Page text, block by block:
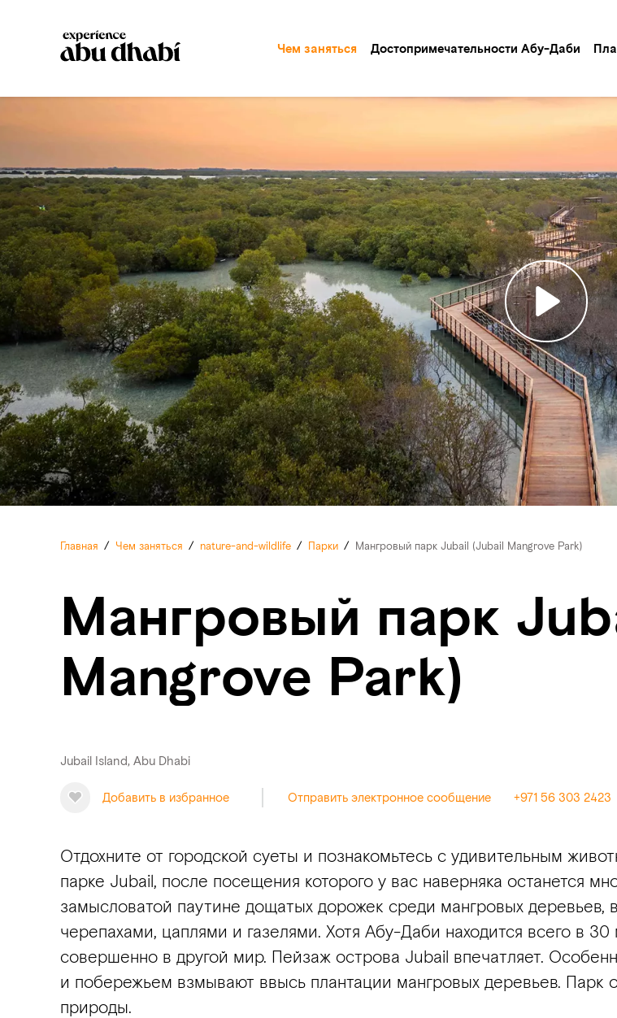
Чем заняться Достопримечательности Абу-Даби
Главная / Чем заняться / nature-and-wildlife / Парки / Мангровый парк Jubail (Jubail Mangrove Park)
Мангровый парк
Mangrove Park)
Jubail Island, Abu Dhabi
Добавить в избранное Отправить электронное сообщение +971 56 303 2423
Отдохните от городской суеты и познакомьтесь с удивительным
парке Jubail, после посещения которого у вас наверняка останется
замысловатой паутине дощатых дорожек среди мангровых деревьев,
черепахами, цаплями и газелями. Хотя Абу-Даби находится всего в 30
совершенно в другой мир. Пейзаж острова Jubail впечатляет.
и побережьем взмывают ввысь плантации мангровых деревьев.
природы.